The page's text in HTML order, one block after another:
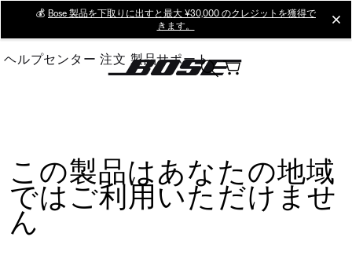
Main
💰 Bose 製品を下取りに出すと最大 ¥30,000 のクレジットを獲得で
きます。
ヘルプセンター 注文 製品サポート
この製品はあなたの地域
ではご利用いただけませ
ん